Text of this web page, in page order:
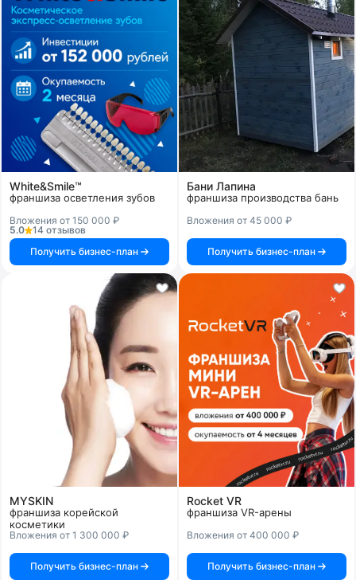
White&Smile™
франшиза осветления зубов
Вложения от 150 000 ₽
5.0
14 отзывов
Получить бизнес-план
Бани Лапина
франшиза производства бань
Вложения от 45 000 ₽
Получить бизнес-план
MYSKIN
франшиза корейской
косметики
Вложения от 1 300 000 ₽
Получить бизнес-план
Rocket VR
франшиза VR-арены
Вложения от 400 000 ₽
Получить бизнес-план